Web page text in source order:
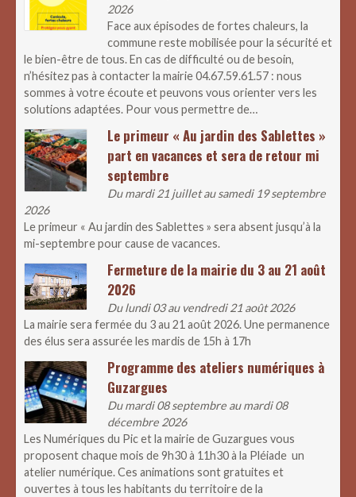
2026
Face aux épisodes de fortes chaleurs, la
commune reste mobilisée pour la sécurité et
le bien-être de tous. En cas de difficulté ou de besoin,
n’hésitez pas à contacter la mairie 04.67.59.61.57 : nous
sommes à votre écoute et peuvons vous orienter vers les
solutions adaptées. Pour vous permettre de…
Le primeur « Au jardin des Sablettes »
part en vacances et sera de retour mi
septembre
Du mardi 21 juillet au samedi 19 septembre
2026
Le primeur « Au jardin des Sablettes » sera absent jusqu’à la
mi-septembre pour cause de vacances.
Fermeture de la mairie du 3 au 21 août
2026
Du lundi 03 au vendredi 21 août 2026
La mairie sera fermée du 3 au 21 août 2026. Une permanence
des élus sera assurée les mardis de 15h à 17h
Programme des ateliers numériques à
Guzargues
Du mardi 08 septembre au mardi 08
décembre 2026
Les Numériques du Pic et la mairie de Guzargues vous
proposent chaque mois de 9h30 à 11h30 à la Pléiade un
atelier numérique. Ces animations sont gratuites et
ouvertes à tous les habitants du territoire de la